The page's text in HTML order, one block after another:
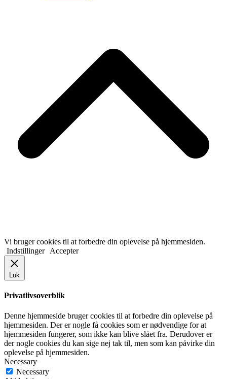
Vi bruger cookies til at forbedre din oplevelse på hjemmesiden.
Indstillinger
Accepter
Luk
Privatlivsoverblik
Denne hjemmeside bruger cookies til at forbedre din oplevelse på
hjemmesiden. Der er nogle få cookies som er nødvendige for at
hjemmesiden fungerer, som ikke kan blive slået fra. Derudover er
der nogle cookies du kan sige nej tak til, men som kan påvirke din
oplevelse på hjemmesiden.
Necessary
Necessary